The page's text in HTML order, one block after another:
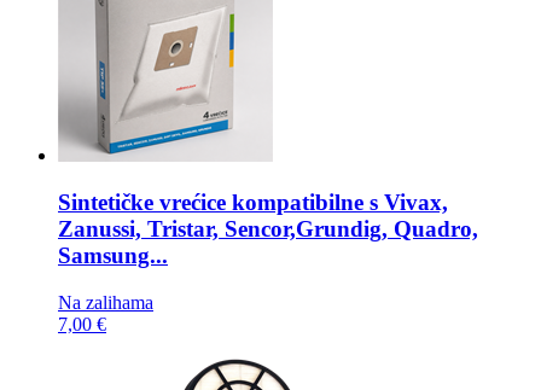
Sintetičke vrećice kompatibilne s Vivax,
Zanussi, Tristar, Sencor,Grundig, Quadro,
Samsung...
Na zalihama
7,00 €